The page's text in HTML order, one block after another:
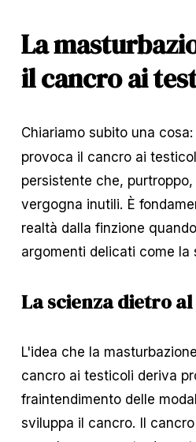
La
il cancro ai
Chiariamo subito una
provoca il cancro ai
persistente che,
vergogna inutili. È
realtà dalla finzione
argomenti delicati come la
La scienza dietro
L'idea che la
cancro ai testicoli deriva
fraintendimento delle
sviluppa il cancro. Il